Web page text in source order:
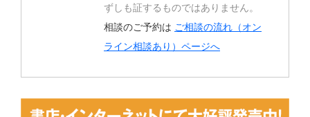
ずしも証するものではありません。
相談のご予約は ご相談の流れ（オン
ライン相談あり）ページへ